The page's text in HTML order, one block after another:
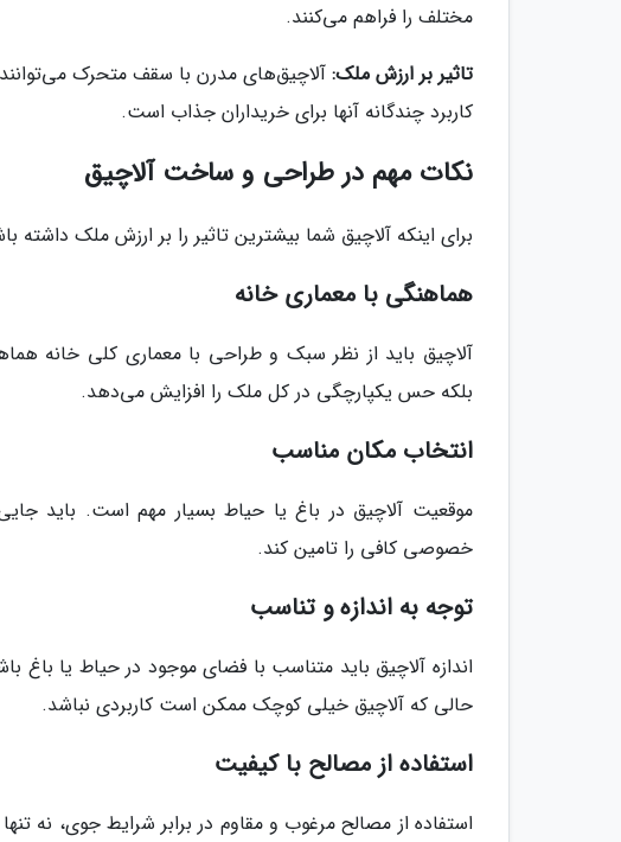
مختلف را فراهم می‌کنند.
تاثیر بر ارزش ملک:
کاربرد چندگانه آنها برای خریداران جذاب است.
نکات مهم در طراحی و ساخت آلاچیق
برای اینکه آلاچیق شما بیشترین تاثیر را بر ارزش ملک
هماهنگی با معماری خانه
آلاچیق باید از نظر سبک و طراحی با معماری کلی خانه
بلکه حس یکپارچگی در کل ملک را افزایش می‌دهد.
انتخاب مکان مناسب
موقعیت آلاچیق در باغ یا حیاط بسیار مهم است. باید
خصوصی کافی را تامین کند.
توجه به اندازه و تناسب
اندازه آلاچیق باید متناسب با فضای موجود در حیاط یا
حالی که آلاچیق خیلی کوچک ممکن است کاربردی نباشد.
استفاده از مصالح با کیفیت
استفاده از مصالح مرغوب و مقاوم در برابر شرایط جوی، نه